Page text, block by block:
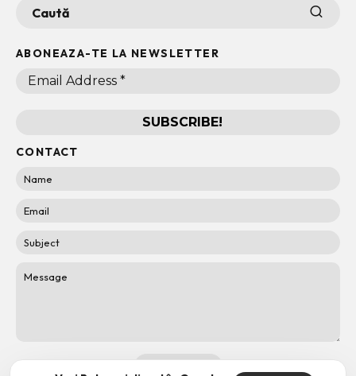
ABONEAZA-TE LA NEWSLETTER
CONTACT